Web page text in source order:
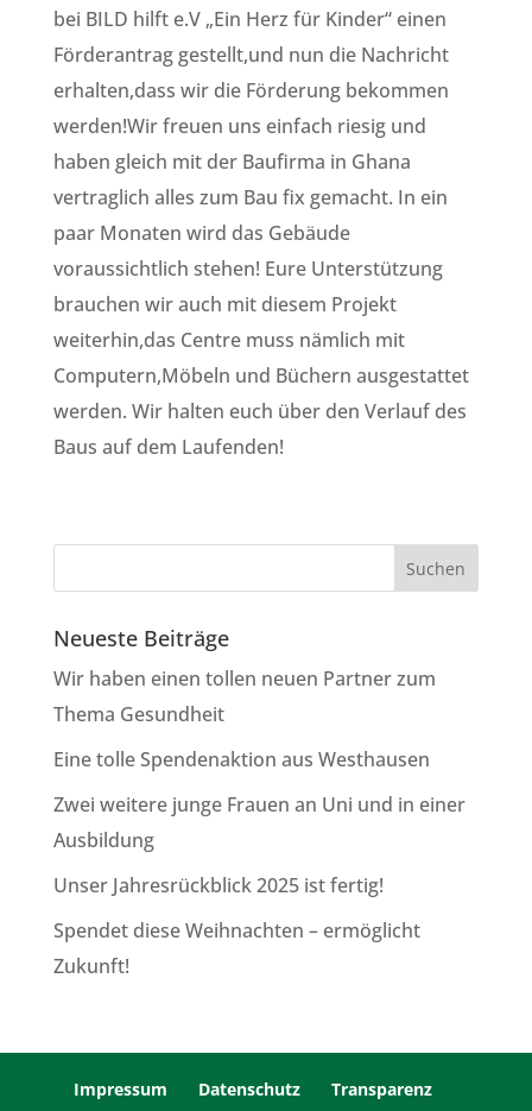
bei BILD hilft e.V „Ein Herz für Kinder“ einen
Förderantrag gestellt,und nun die Nachricht
erhalten,dass wir die Förderung bekommen
werden!Wir freuen uns einfach riesig und
haben gleich mit der Baufirma in Ghana
vertraglich alles zum Bau fix gemacht. In ein
paar Monaten wird das Gebäude
voraussichtlich stehen! Eure Unterstützung
brauchen wir auch mit diesem Projekt
weiterhin,das Centre muss nämlich mit
Computern,Möbeln und Büchern ausgestattet
werden. Wir halten euch über den Verlauf des
Baus auf dem Laufenden!
Neueste Beiträge
Wir haben einen tollen neuen Partner zum
Thema Gesundheit
Eine tolle Spendenaktion aus Westhausen
Zwei weitere junge Frauen an Uni und in einer
Ausbildung
Unser Jahresrückblick 2025 ist fertig!
Spendet diese Weihnachten – ermöglicht
Zukunft!
Impressum Datenschutz Transparenz